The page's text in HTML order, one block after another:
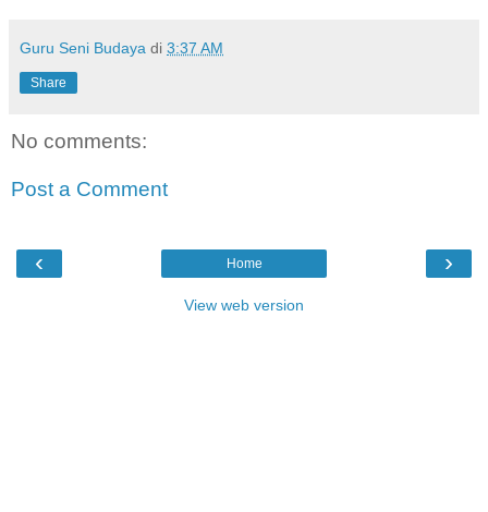
Guru Seni Budaya di 3:37 AM
Share
No comments:
Post a Comment
‹ ›
Home
View web version